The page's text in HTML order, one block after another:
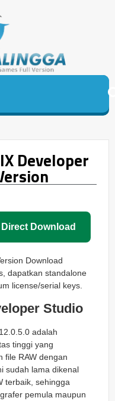
Developer
Direct Download
Download
dapatkan standalone
license/serial keys.
Studio
adalah
tinggi yang
file RAW dengan
sudah lama dikenal
terbaik, sehingga
pemula maupun